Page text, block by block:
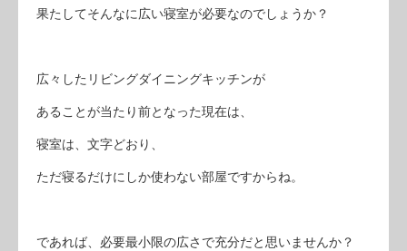
果たしてそんなに広い寝室が必要なのでしょうか？
広々したリビングダイニングキッチンが
あることが当たり前となった現在は、
寝室は、文字どおり、
ただ寝るだけにしか使わない部屋ですからね。
であれば、必要最小限の広さで充分だと思いませんか？